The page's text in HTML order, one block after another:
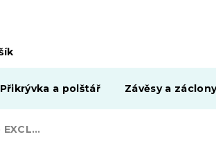
Přikrývka a polštář Závěsy a
Jersey prostěradlo EXCLUSIVE světle modré 180 x 200 cm